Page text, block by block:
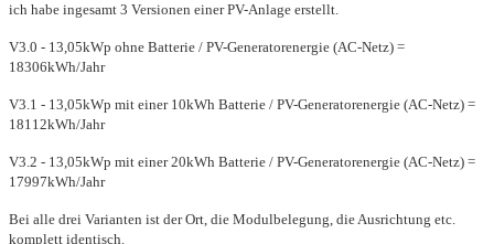
ich habe ingesamt 3 Versionen einer PV-Anlage erstellt.
V3.0 - 13,05kWp ohne Batterie / PV-Generatorenergie (AC-Netz) =
18306kWh/Jahr
V3.1 - 13,05kWp mit einer 10kWh Batterie / PV-Generatorenergie (AC-Netz) =
18112kWh/Jahr
V3.2 - 13,05kWp mit einer 20kWh Batterie / PV-Generatorenergie (AC-Netz) =
17997kWh/Jahr
Bei alle drei Varianten ist der Ort, die Modulbelegung, die Ausrichtung etc.
komplett identisch.